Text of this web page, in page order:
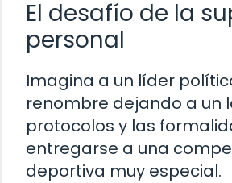
El desafío de la
personal
Imagina a un líder
renombre dejando a un
protocolos y las
entregarse a una
deportiva muy especial.